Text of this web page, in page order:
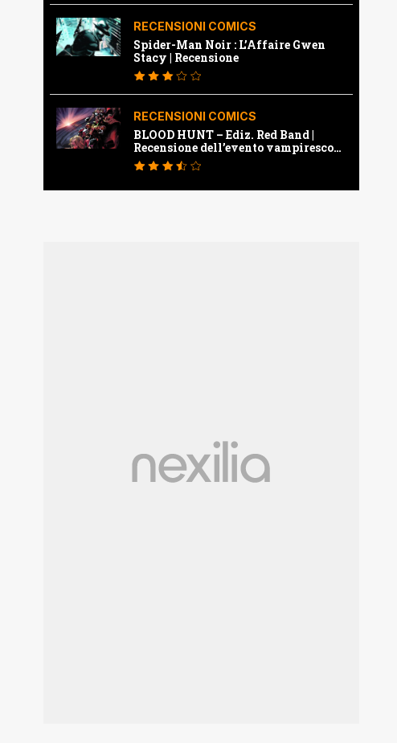
RECENSIONI COMICS
Spider-Man Noir : L’Affaire Gwen
Stacy | Recensione
RECENSIONI COMICS
BLOOD HUNT – Ediz. Red Band |
Recensione dell’evento vampiresco
della Marvel